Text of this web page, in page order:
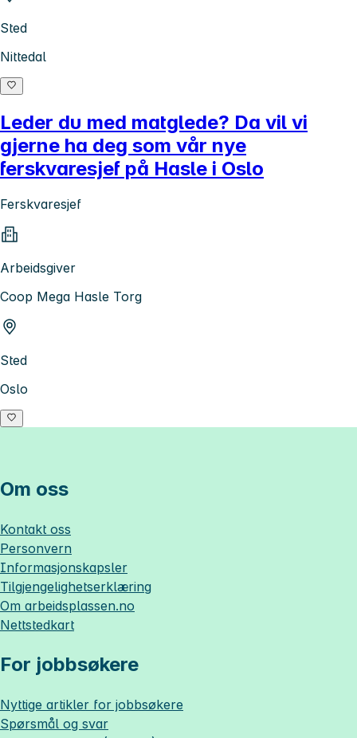
Sted
Nittedal
Leder du med matglede? Da vil vi
gjerne ha deg som vår nye
ferskvaresjef på Hasle i Oslo
Ferskvaresjef
Arbeidsgiver
Coop Mega Hasle Torg
Sted
Oslo
Om oss
Kontakt oss
Personvern
Informasjonskapsler
Tilgjengelighetserklæring
Om arbeidsplassen.no
Nettstedkart
For jobbsøkere
Nyttige artikler for jobbsøkere
Spørsmål og svar